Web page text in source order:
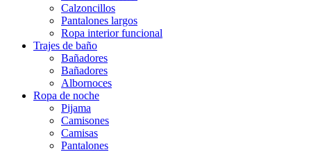
Calzoncillos
Pantalones largos
Ropa interior funcional
Trajes de baño
Bañadores
Bañadores
Albornoces
Ropa de noche
Pijama
Camisones
Camisas
Pantalones